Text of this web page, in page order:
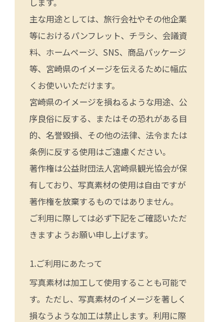
主な用途としては、旅行会社やその他企業
等におけるパンフレット、チラシ、会議資
料、ホームページ、SNS、商品パッケージ
等、宮崎県のイメージを伝えるために幅広
くお使いいただけます。
宮崎県のイメージを損ねるような用途、公
序良俗に反する、またはその恐れがある目
的、名誉毀損、その他の法律、法令または
条例に反する使用はご遠慮ください。
著作権は公益財団法人宮崎県観光協会が保
有しており、写真素材の使用は自由ですが
著作権を放棄するものではありません。
ご利用に際しては必ず下記をご確認いただ
きますようお願い申し上げます。
ご利用にあたって
写真素材は加工して使用することも可能で
す。ただし、写真素材のイメージを著しく
損なうような加工は禁止します。利用に際